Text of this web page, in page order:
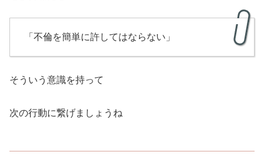
「不倫を簡単に許してはならない」
そういう意識を持って
次の行動に繋げましょうね